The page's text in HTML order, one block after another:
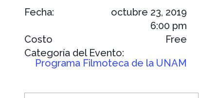
Fecha:
octubre 23, 2019
6:00 pm
Costo
Free
Categoría del Evento:
Programa Filmoteca de la UNAM